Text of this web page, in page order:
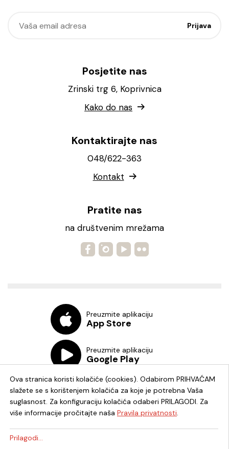
Posjetite nas
Zrinski trg 6, Koprivnica
Kako do nas
Kontaktirajte nas
048/622-363
Kontakt
Pratite nas
na društvenim mrežama
Preuzmite aplikaciju
App Store
Preuzmite aplikaciju
Google Play
Ova stranica koristi kolačiće (cookies). Odabirom PRIHVAĆAM
slažete se s korištenjem kolačića za koje je potrebna Vaša
suglasnost. Za konfiguraciju kolačića odaberi PRILAGODI. Za
više informacije pročitajte naša Pravila privatnosti.
Prilagodi...